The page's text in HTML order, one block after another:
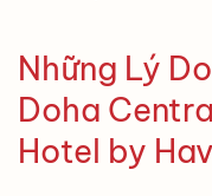
Những Lý
Doha
Hotel by